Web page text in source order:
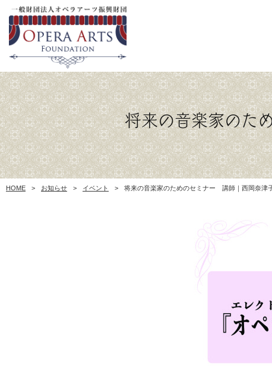
HOME > お知らせ > イベント > 将来の音楽家のためのセミナー 講師｜西岡奈津
将来の音楽家のた